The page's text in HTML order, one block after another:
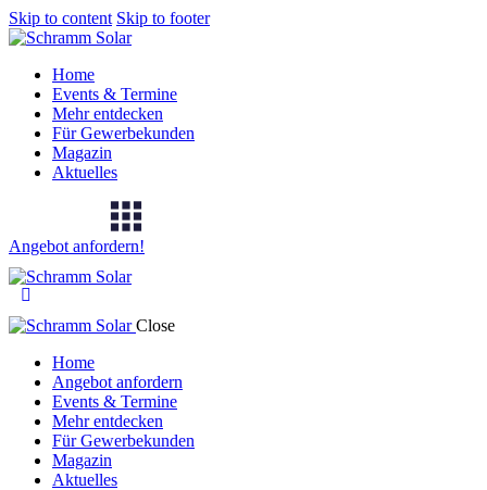
Skip to content Skip to footer
Home
Events & Termine
Mehr entdecken
Für Gewerbekunden
Magazin
Aktuelles
Angebot anfordern!
Close
Home
Angebot anfordern
Events & Termine
Mehr entdecken
Für Gewerbekunden
Magazin
Aktuelles